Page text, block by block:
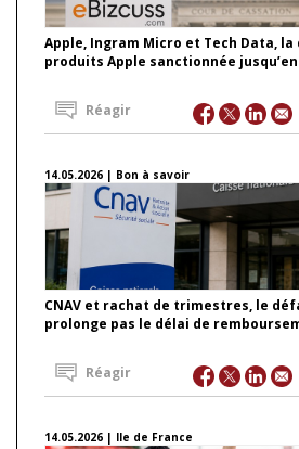
Apple, Ingram Micro et Tech Data,
produits Apple sanctionnée
Réagir
14.05.2026 | Bon à savoir
CNAV et rachat de trimestres, le
prolonge pas le délai de
Réagir
14.05.2026 | Ile de France